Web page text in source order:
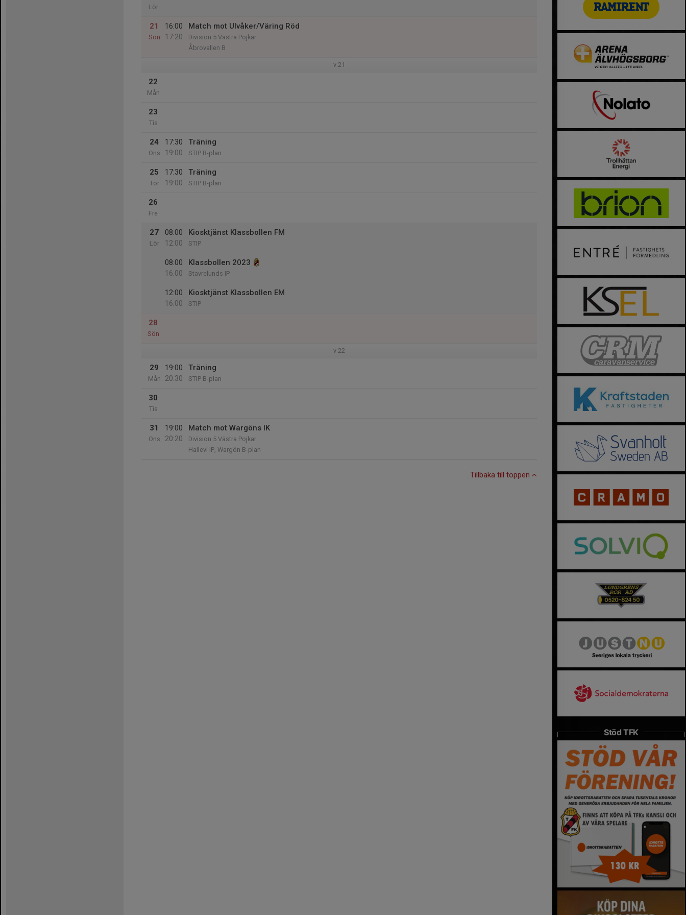
Lör
21
Sön
16:00
17:20
Match mot Ulvåker/Väring Röd
Division 5 Västra Pojkar
Åbrovallen B
v.21
22
Mån
23
Tis
24
Ons
17:30
19:00
Träning
STIP B-plan
25
Tor
17:30
19:00
Träning
STIP B-plan
26
Fre
27
Lör
08:00
12:00
Kiosktjänst Klassbollen FM
STIP
08:00
16:00
Klassbollen 2023
Stavrelunds IP
12:00
16:00
Kiosktjänst Klassbollen EM
STIP
28
Sön
v.22
29
Mån
19:00
20:30
Träning
STIP B-plan
30
Tis
31
Ons
19:00
20:20
Match mot Wargöns IK
Division 5 Västra Pojkar
Hallevi IP, Wargön B-plan
Tillbaka till toppen
Stöd TFK